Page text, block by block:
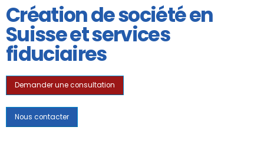
Création de société en
Suisse et services
fiduciaires
Demander une consultation
Nous contacter